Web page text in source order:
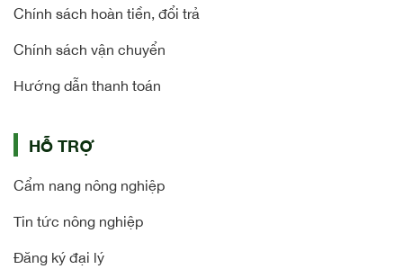
Chính sách hoàn tiền, đổi trả
Chính sách vận chuyển
Hướng dẫn thanh toán
HỖ TRỢ
Cẩm nang nông nghiệp
Tin tức nông nghiệp
Đăng ký đại lý